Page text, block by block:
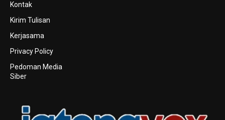
Kontak
Kirim Tulisan
Kerjasama
Privacy Policy
Pedoman Media
Siber